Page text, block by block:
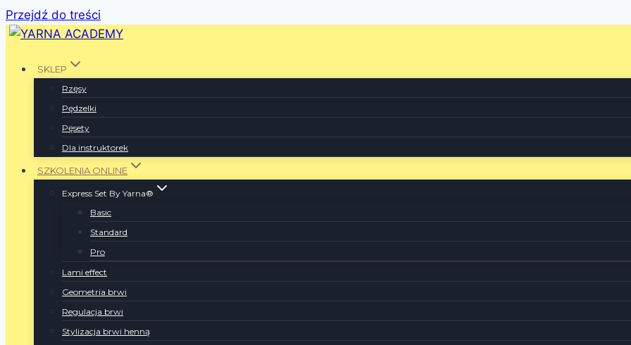
Przejdź do treści
SKLEP
Rzęsy
Pędzelki
Pęsety
Dla instruktorek
SZKOLENIA ONLINE
Express Set By Yarna®
Basic
Standard
Pro
Lami effect
Geometria brwi
Regulacja brwi
Stylizacja brwi henną